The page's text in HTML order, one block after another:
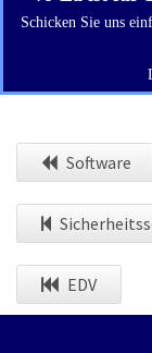
Schicken Sie uns
Software
EDV